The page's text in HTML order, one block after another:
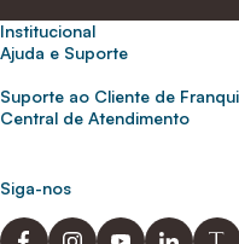
Institucional
Sobre nós
Para empresas
Ajuda e Suporte
Frete e entrega
Política de Privacidade
Privacidade e segurança
Suporte ao Cliente de
2ª Via de Boletos - Crédito
Central de Atendimento
(31) 9 9105-5920
Siga-nos